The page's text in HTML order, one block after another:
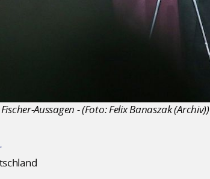
Aussagen - (Foto: Felix Banaszak (Archiv))